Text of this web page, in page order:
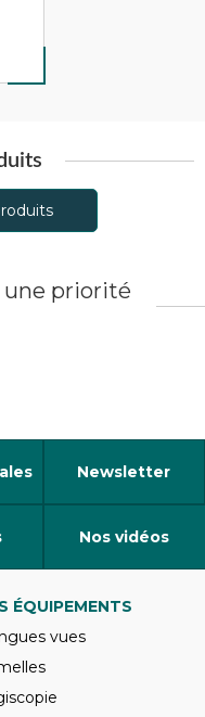
une priorité
Newsletter
Nos vidéos
ÉQUIPEMENTS
vues